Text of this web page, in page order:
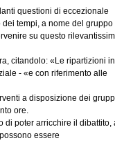
questioni di eccezionale
tempi, a nome del gruppo
su questo
citandolo: «Le ripartizioni in
- «e con riferimento alle
a disposizione dei
ore.
di poter arricchire il dibattito,
essere